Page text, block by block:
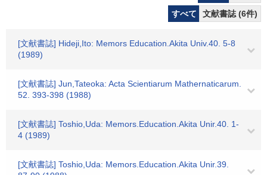
すべて
文献書誌 (6件)
[文献書誌] Hideji,Ito: Memors Education.Akita Univ.40. 5-8
(1989)
[文献書誌] Jun,Tateoka: Acta Scientiarum Mathernaticarum.
52. 393-398 (1988)
[文献書誌] Toshio,Uda: Memors.Education.Akita Unir.40. 1-
4 (1989)
[文献書誌] Toshio,Uda: Memors.Education.Akita Unir.39.